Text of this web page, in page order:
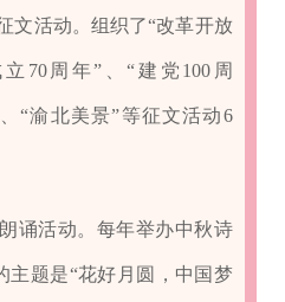
文活动。组织了“改革开放
70周年”、“建党100周
“渝北美景”等征文活动6
诵活动。每年举办中秋诗
主题是“花好月圆，中国梦